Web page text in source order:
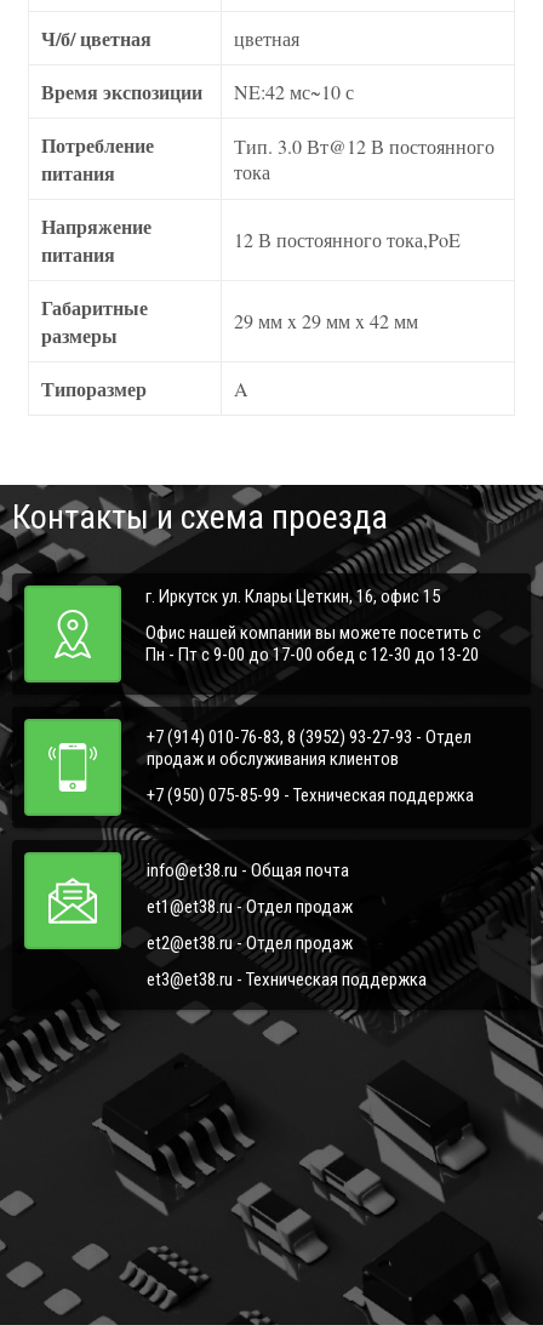
Ч/б/ цветная цветная
Время экспозиции NE:42 мс~10 с
Потребление
питания
Тип. 3.0 Вт@12 В постоянного
тока
Напряжение
питания
12 В постоянного тока,PoE
Габаритные
размеры
29 мм x 29 мм x 42 мм
Типоразмер A
Контакты и схема проезда
г. Иркутск ул. Клары Цеткин, 16, офис 15
Офис нашей компании вы можете посетить с
Пн - Пт с 9-00 до 17-00 обед с 12-30 до 13-20
+7 (914) 010-76-83, 8 (3952) 93-27-93 - Отдел
продаж и обслуживания клиентов
+7 (950) 075-85-99 - Техническая поддержка
info@et38.ru - Общая почта
et1@et38.ru - Отдел продаж
et2@et38.ru - Отдел продаж
et3@et38.ru - Техническая поддержка